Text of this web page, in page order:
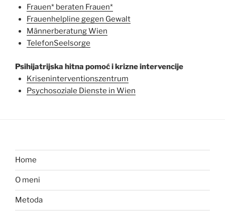
Frauen* beraten Frauen*
Frauenhelpline gegen Gewalt
Männerberatung Wien
TelefonSeelsorge
Psihijatrijska hitna pomoć i krizne intervencije
Kriseninterventionszentrum
Psychosoziale Dienste in Wien
Home
O meni
Metoda